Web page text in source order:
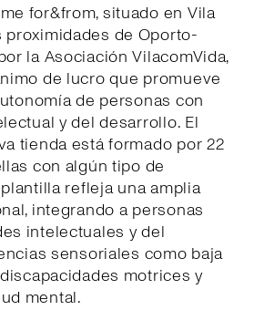
for&from, situado en Vila
de Oporto-
la Asociación VilacomVida,
de lucro que promueve
de personas con
y del desarrollo. El
tienda está formado por 22
con algún tipo de
refleja una amplia
integrando a personas
intelectuales y del
sensoriales como baja
motrices y
mental.